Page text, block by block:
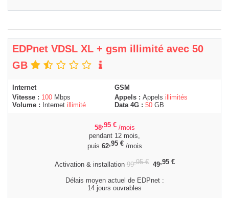
EDPnet VDSL XL + gsm illimité avec 50
GB
Internet
Vitesse : 100 Mbps
Volume :
Internet illimité
GSM
Appels : Appels illimités
Data 4G : 50 GB
58,95 € /mois
pendant 12 mois,
puis 62,95 €/mois
Activation & installation99,95€ 49,95 €
Délais moyen actuel de EDPnet :
14 jours ouvrables